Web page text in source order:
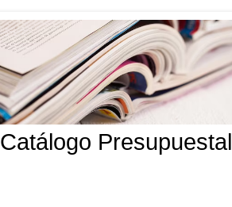
Catálogo Presupuestal